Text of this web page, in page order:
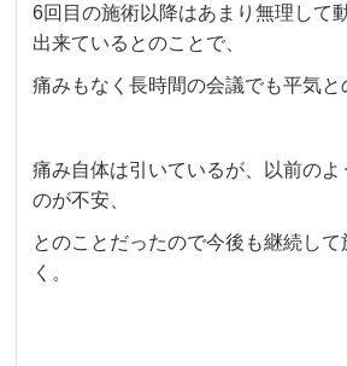
6回目の施術以降はあまり無理して
出来ているとのことで、
痛みもなく長時間の会議でも平気と
痛み自体は引いているが、以前のよ
のが不安、
とのことだったので今後も継続し
く。